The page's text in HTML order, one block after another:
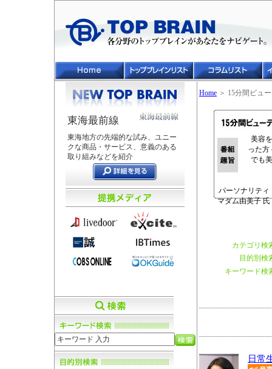
東海最前線
東海地方の先端的な試み、ユニー
クな商品・サービス、意義のある
取り組みなどを紹介
Home ＞ 15分間ビュ
美容
った方
でも
パーソナリティ
マダム由美子 氏
カテゴリ検
目的別検
キーワード検
日常